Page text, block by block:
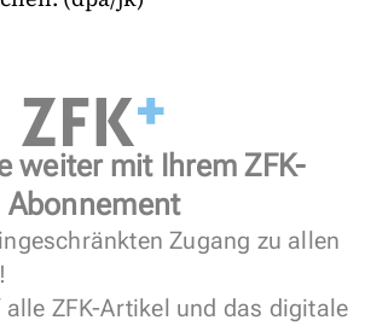
weiter mit Ihrem ZFK-
Abonnement
Zugang zu allen
ZFK-Artikel und das digitale